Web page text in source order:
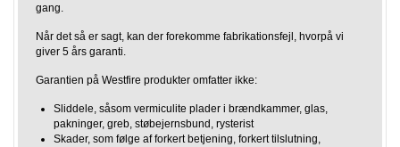
gang.
Når det så er sagt, kan der forekomme fabrikationsfejl, hvorpå vi
giver 5 års garanti.
Garantien på Westfire produkter omfatter ikke:
Sliddele, såsom vermiculite plader i brændkammer, glas,
pakninger, greb, støbejernsbund, rysterist
Skader, som følge af forkert betjening, forkert tilslutning,